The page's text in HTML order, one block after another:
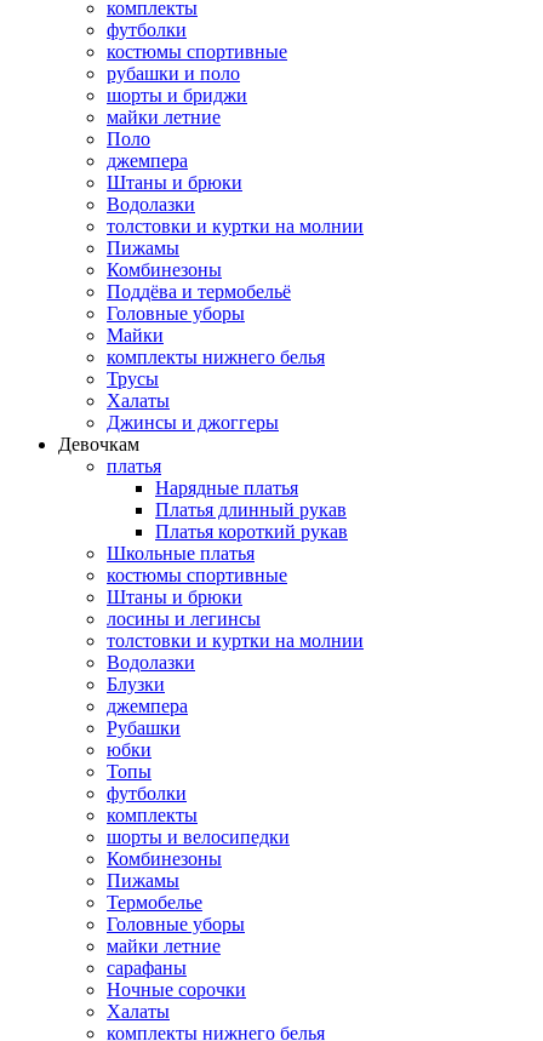
комплекты
футболки
костюмы спортивные
рубашки и поло
шорты и бриджи
майки летние
Поло
джемпера
Штаны и брюки
Водолазки
толстовки и куртки на молнии
Пижамы
Комбинезоны
Поддёва и термобельё
Головные уборы
Майки
комплекты нижнего белья
Трусы
Халаты
Джинсы и джоггеры
Девочкам
платья
Нарядные платья
Платья длинный рукав
Платья короткий рукав
Школьные платья
костюмы спортивные
Штаны и брюки
лосины и легинсы
толстовки и куртки на молнии
Водолазки
Блузки
джемпера
Рубашки
юбки
Топы
футболки
комплекты
шорты и велосипедки
Комбинезоны
Пижамы
Термобелье
Головные уборы
майки летние
сарафаны
Ночные сорочки
Халаты
комплекты нижнего белья